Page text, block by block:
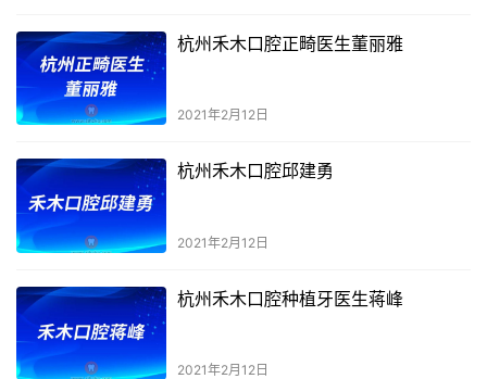
杭州禾木口腔正畸医生董丽雅
2021年2月12日
杭州禾木口腔邱建勇
2021年2月12日
杭州禾木口腔种植牙医生蒋峰
2021年2月12日